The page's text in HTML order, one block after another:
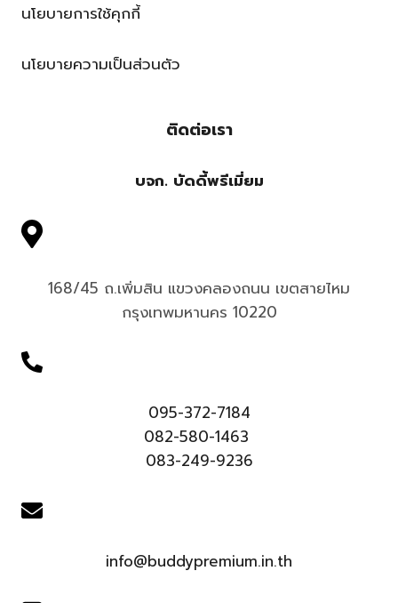
นโยบายการใช้คุกกี้
นโยบายความเป็นส่วนตัว
ติดต่อเรา
บจก. บัดดี้พรีเมี่ยม
168/45 ถ.เพิ่มสิน แขวงคลองถนน เขตสายไหม
กรุงเทพมหานคร 10220
095-372-7184
082-580-1463
083-249-9236
info@buddypremium.in.th